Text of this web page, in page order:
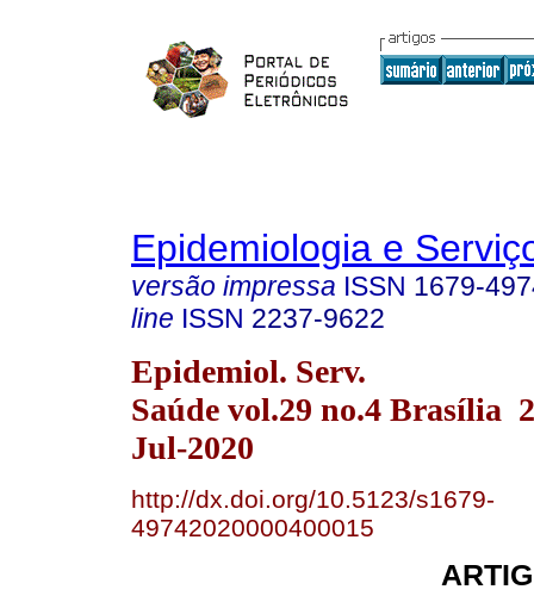
Epidemiologia e
versão impressa ISSN 1679-
line ISSN 2237-9622
Epidemiol. Serv.
Saúde vol.29 no.4 Brasília
Jul-2020
http://dx.doi.org/10.5123/s1679-
49742020000400015